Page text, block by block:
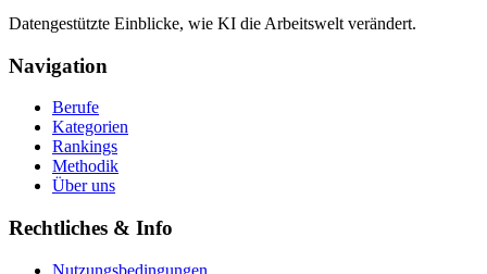
Datengestützte Einblicke, wie KI die Arbeitswelt verändert.
Navigation
Berufe
Kategorien
Rankings
Methodik
Über uns
Rechtliches & Info
Nutzungsbedingungen